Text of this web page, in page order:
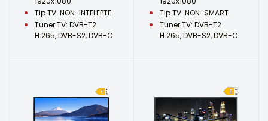
Tip TV: NON-INTELEPTE
Tuner TV: DVB-T2
H.265, DVB-S2, DVB-C
Tip TV: NON-SMART
Tuner TV: DVB-T2
H.265, DVB-S2, DVB-C